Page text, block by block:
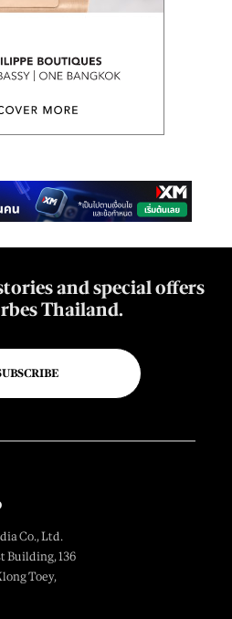
and special offers
Thailand.
Co., Ltd.
Building, 136
Toey,